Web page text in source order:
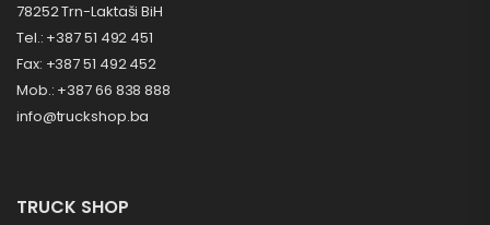
78252 Trn-Laktaši BiH
Tel.: +387 51 492 451
Fax: +387 51 492 452
Mob.: +387 66 838 888
info@truckshop.ba
TRUCK SHOP